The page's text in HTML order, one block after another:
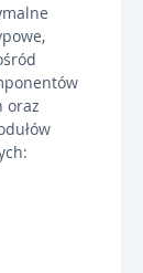
oraz